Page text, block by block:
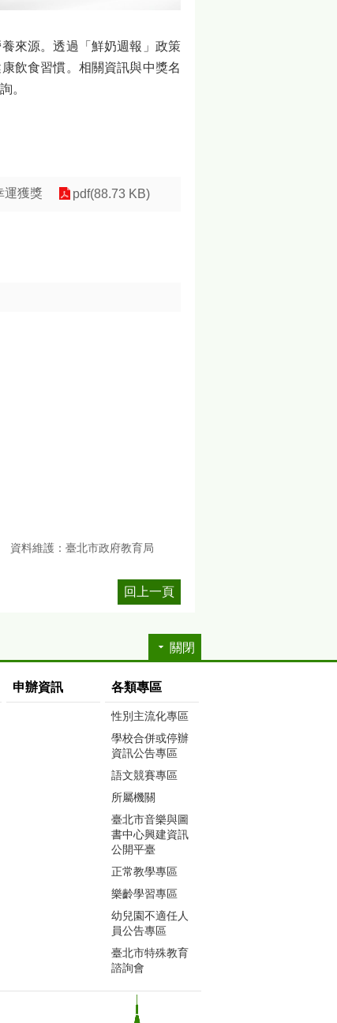
來源。透過「鮮奶週報」政策
飲食習慣。相關資訊與中獎名
。
運獲獎 pdf(88.73 KB)
資料維護：臺北市政府教育局
回上一頁
關閉
申辦資訊 各類專區
性別主流化專區
學校合併或停辦
資訊公告專區
語文競賽專區
所屬機關
臺北市音樂與圖
書中心興建資訊
公開平臺
正常教學專區
樂齡學習專區
幼兒園不適任人
員公告專區
臺北市特殊教育
諮詢會